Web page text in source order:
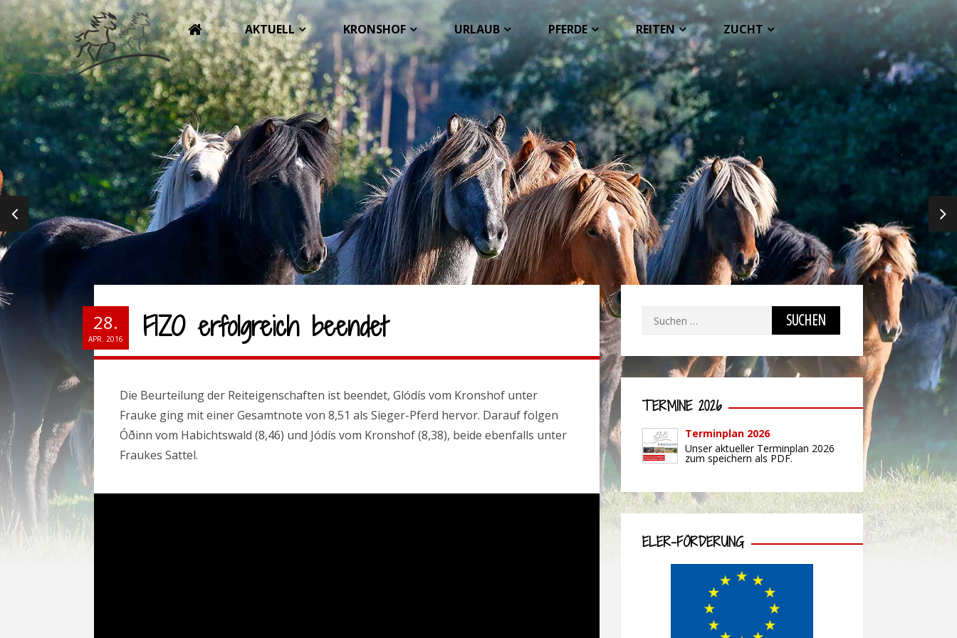
AKTUELL KRONSHOF URLAUB PFERDE REITEN ZUCHT
PREVIOUS
28.
APR. 2016 FIZO erfolgreich beendet
Die Beurteilung der Reiteigenschaften ist beendet, Glódís vom Kronshof unter
Frauke ging mit einer Gesamtnote von 8,51 als Sieger-Pferd hervor. Darauf folgen
Óðinn vom Habichtswald (8,46) und Jódís vom Kronshof (8,38), beide ebenfalls unter
Fraukes Sattel.
Suchen
TERMINE 2026
Terminplan 2026
Unser aktueller Terminplan 2026
zum speichern als PDF.
ELER-FÖRDERUNG